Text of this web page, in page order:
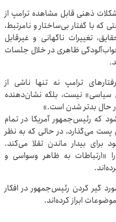
ذهنی قابل مشاهده ترامپ از
که با گفتار بی‌ساختار و نامرتبط،
تغییرات ناگهانی و غیرقابل
ظاهری در خلال جلسات
ترامپ نه تنها ناشی از
نیست، بلکه نشان‌دهنده
حال بدتر شدن است.»
که رئیس‌جمهور آمریکا در تمام
می‌گذارد، در حالی که به نظر
بیدار ماندن تقلا می‌کند.
«ارتباطات به ظاهر وسواسی و
گیر کردن رئیس‌جمهور در افکار
ابراز کرده‌اند.